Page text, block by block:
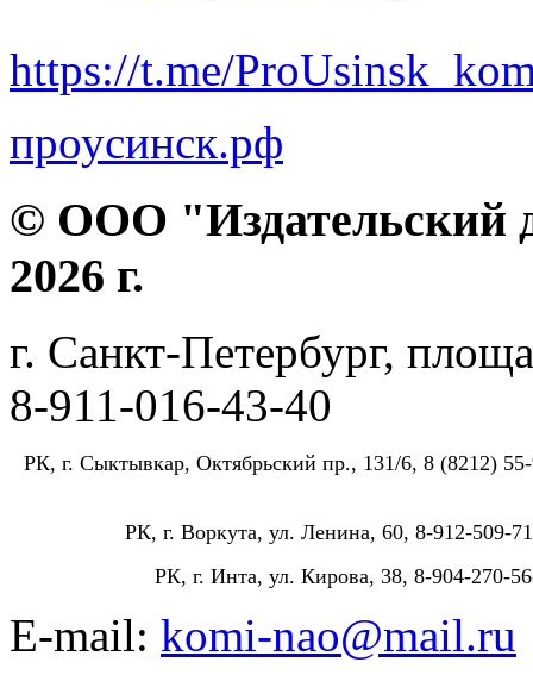
https://t.me/
проусинск.рф
© ООО "Издательский
2026 г.
г. Санкт-Петербург,
8-911-016-43-40
РК, г. Сыктывкар, Октябрьский пр., 131/6, 8 (8212)
РК, г. Воркута, ул. Ленина, 60, 8-912-509-
РК, г. Инта, ул. Кирова, 38, 8-904-270-
E-mail: komi-nao@mail.ru